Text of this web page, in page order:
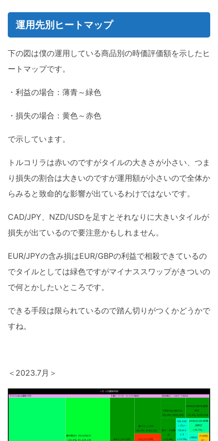
運用先別ヒートマップ
下の図は僕の運用している商品別の時価評価額を示したヒ
ートマップです。
・利益の場合：薄青～緑色
・損失の場合：黄色～赤色
で示しています。
トルコリラは赤いのですがタイルの大きさが小さい、つま
り損失の割合は大きいのですが運用額が小さいので全体か
らみると致命的な影響が出ているわけではないです。
CAD/JPY、NZD/USDを足すとそれなりに大きいタイルが
損失が出ているので要注意かもしれません。
EUR/JPYの含み損はEUR/GBPの利益で相殺できているの
でタイルとしては緑色ですがマイナススワップがきついの
で何とかしたいところです。
できる手段は限られているので踏ん切りがつくかどうかで
すね。
＜2023.7月＞